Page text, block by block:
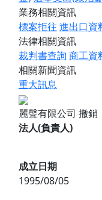
業務相關資訊
標案拒往 進出口資
法律相關資訊
裁判書查詢 商工資
相關新聞資訊
重大訊息
麗聲有限公司 撤銷
法人(負責人)
成立日期
1995/08/05